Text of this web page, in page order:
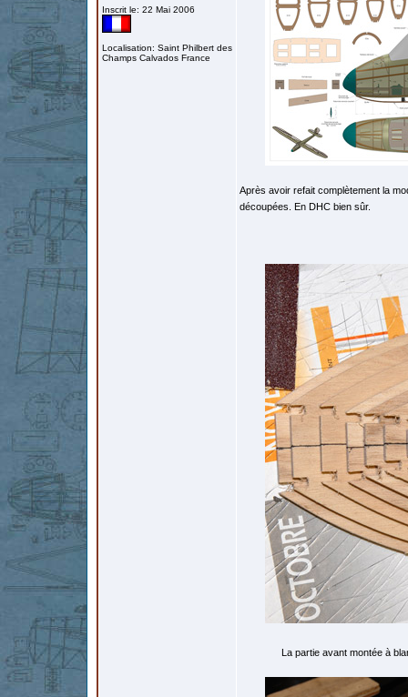
Inscrit le: 22 Mai 2006
Localisation: Saint Philbert des
Champs Calvados France
Après avoir refait complètement la
découpées. En DHC bien sûr.
La partie avant montée à